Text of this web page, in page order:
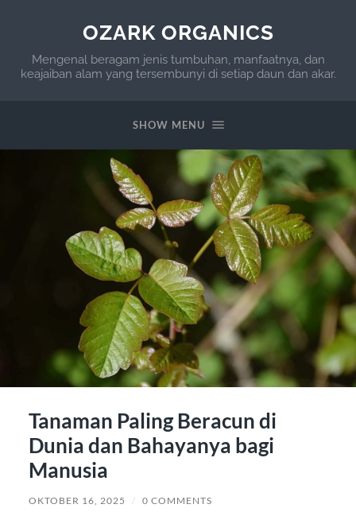
OZARK ORGANICS
Mengenal beragam jenis tumbuhan, manfaatnya, dan
keajaiban alam yang tersembunyi di setiap daun dan akar.
SHOW MENU
Tanaman Paling Beracun di
Dunia dan Bahayanya bagi
Manusia
OKTOBER 16, 2025 / 0 COMMENTS